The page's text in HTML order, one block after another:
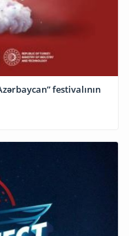
festivalının